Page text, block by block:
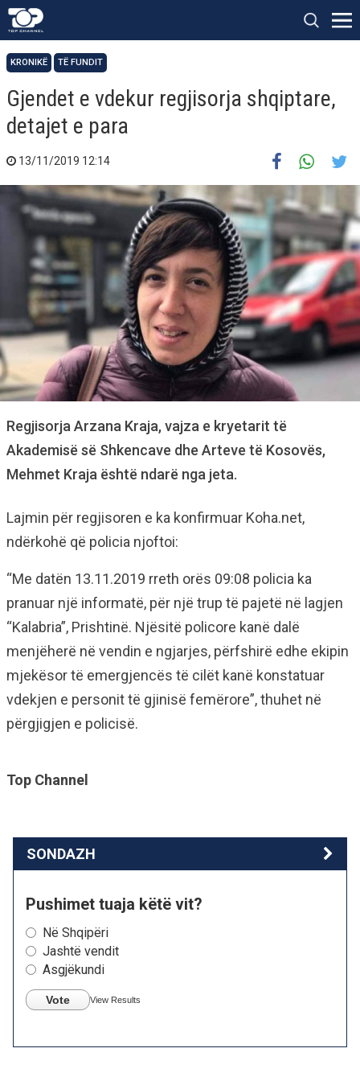
KRONIKË TË FUNDIT
Gjendet e vdekur regjisorja shqiptare,
detajet e para
13/11/2019 12:14
Regjisorja Arzana Kraja, vajza e kryetarit të
Akademisë së Shkencave dhe Arteve të Kosovës,
Mehmet Kraja është ndarë nga jeta.
Lajmin për regjisoren e ka konfirmuar Koha.net,
ndërkohë që policia njoftoi:
“Me datën 13.11.2019 rreth orës 09:08 policia ka
pranuar një informatë, për një trup të pajetë në lagjen
“Kalabria”, Prishtinë. Njësitë policore kanë dalë
menjëherë në vendin e ngjarjes, përfshirë edhe ekipin
mjekësor të emergjencës të cilët kanë konstatuar
vdekjen e personit të gjinisë femërore”, thuhet në
përgjigjen e policisë.
Top Channel
SONDAZH
Pushimet tuaja këtë vit?
Në Shqipëri
Jashtë vendit
Asgjëkundi
Vote View Results